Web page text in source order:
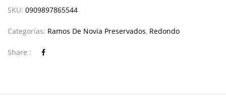
SKU: 0909897865544
Categorías: Ramos De Novia Preservados, Redondo
Share :